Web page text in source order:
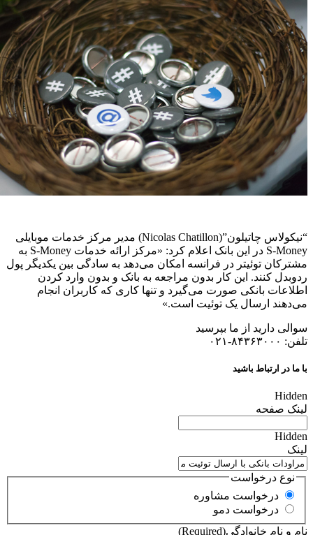
“نیکولاس چاتیلون”(Nicolas Chatillon) مدیر مرکز خدمات موبایلی
S-Money در این بانک اعلام کرد: «مرکز ارائه خدمات S-Money به
مشترکان توئیتر در فرانسه امکان می‌دهد به سادگی بین یکدیگر پول
ردوبدل کنند. این کار بدون مراجعه به بانک و بدون وارد کردن
اطلاعات بانکی صورت می‌گیرد و تنها کاری که کاربران انجام
می‌دهند ارسال یک توئیت است.»
سوالی دارید از ما بپرسید
تلفن: ۸۴۳۶۳۰۰۰-۰۲۱
با ما در ارتباط باشید
Hidden
لینک صفحه
Hidden
لینک
نوع درخواست
درخواست مشاوره
درخواست دمو
نام و نام خانوادگی(Required)